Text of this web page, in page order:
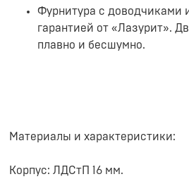
Фурнитура с доводчиками
гарантией от «Лазурит».
плавно и бесшумно.
Материалы и характеристики:
Корпус: ЛДСтП 16 мм.